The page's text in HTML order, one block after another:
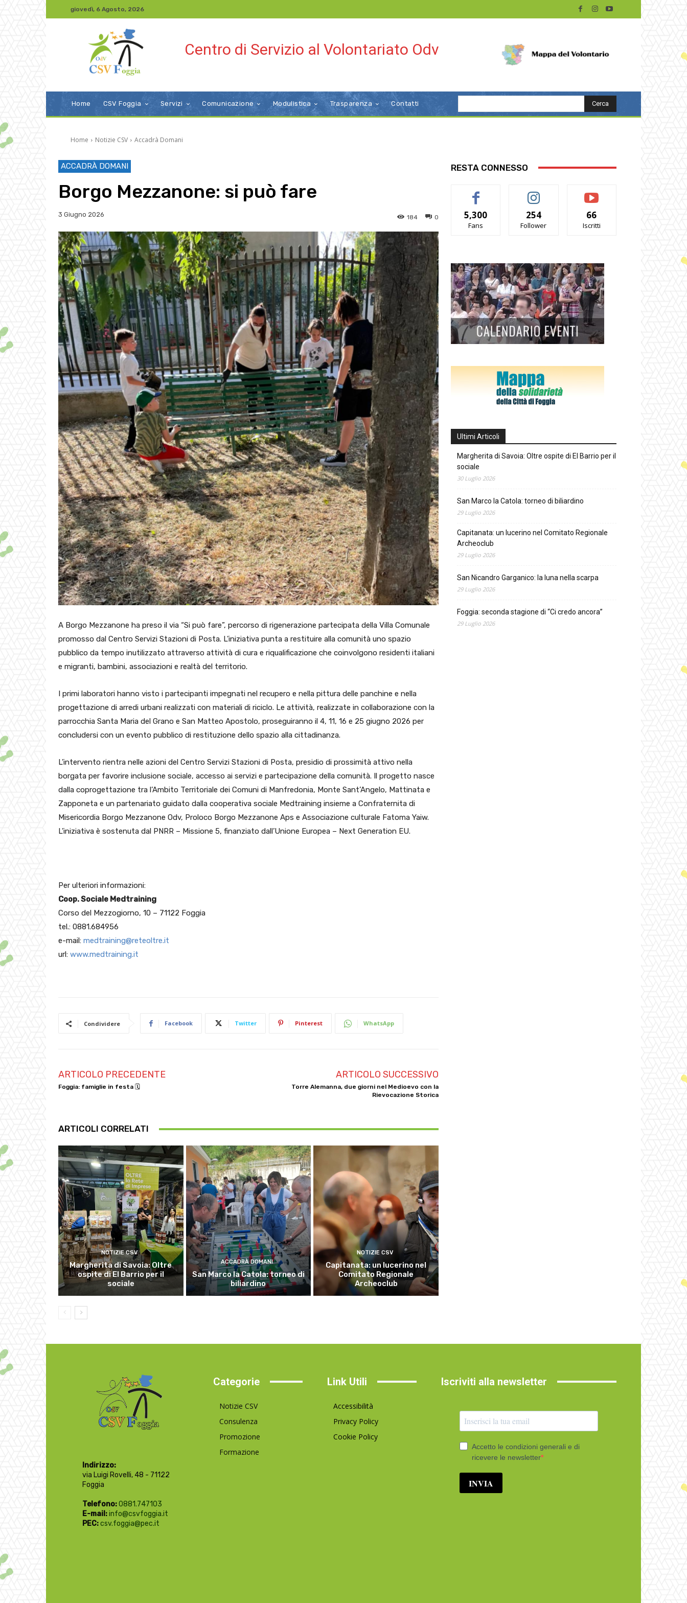
giovedì, 6 Agosto, 2026
Centro di Servizio al Volontariato Odv
Home CSV Foggia Servizi Comunicazione Modulistica Trasparenza Contatti Cerca
Home Notizie CSV Accadrà Domani
ACCADRÀ DOMANI
Borgo Mezzanone: si può fare
3 Giugno 2026 0
184
A Borgo Mezzanone ha preso il via “Si può fare”, percorso di rigenerazione partecipata della Villa Comunale
promosso dal Centro Servizi Stazioni di Posta. L’iniziativa punta a restituire alla comunità uno spazio
pubblico da tempo inutilizzato attraverso attività di cura e riqualificazione che coinvolgono residenti italiani
e migranti, bambini, associazioni e realtà del territorio.
I primi laboratori hanno visto i partecipanti impegnati nel recupero e nella pittura delle panchine e nella
progettazione di arredi urbani realizzati con materiali di riciclo. Le attività, realizzate in collaborazione con la
parrocchia Santa Maria del Grano e San Matteo Apostolo, proseguiranno il 4, 11, 16 e 25 giugno 2026 per
concludersi con un evento pubblico di restituzione dello spazio alla cittadinanza.
L’intervento rientra nelle azioni del Centro Servizi Stazioni di Posta, presidio di prossimità attivo nella
borgata per favorire inclusione sociale, accesso ai servizi e partecipazione della comunità. Il progetto nasce
dalla coprogettazione tra l’Ambito Territoriale dei Comuni di Manfredonia, Monte Sant’Angelo, Mattinata e
Zapponeta e un partenariato guidato dalla cooperativa sociale Medtraining insieme a Confraternita di
Misericordia Borgo Mezzanone Odv, Proloco Borgo Mezzanone Aps e Associazione culturale Fatoma Yaiw.
L’iniziativa è sostenuta dal PNRR – Missione 5, finanziato dall’Unione Europea – Next Generation EU.
Per ulteriori informazioni:
Coop. Sociale Medtraining
Corso del Mezzogiorno, 10 – 71122 Foggia
tel.: 0881.684956
e-mail: medtraining@reteoltre.it
url: www.medtraining.it
Condividere Facebook Twitter Pinterest WhatsApp
ARTICOLO PRECEDENTE
Foggia: famiglie in festa 🗓
ARTICOLO SUCCESSIVO
Torre Alemanna, due giorni nel Medioevo con la
Rievocazione Storica
ARTICOLI CORRELATI
NOTIZIE CSV
Margherita di Savoia: Oltre
ospite di El Barrio per il
sociale
ACCADRÀ DOMANI
San Marco la Catola: torneo di
biliardino
NOTIZIE CSV
Capitanata: un lucerino nel
Comitato Regionale
Archeoclub
RESTA CONNESSO
5,300
Fans
254
Follower
66
Iscritti
Ultimi Articoli
Margherita di Savoia: Oltre ospite di El Barrio per il
sociale
30 Luglio 2026
San Marco la Catola: torneo di biliardino
29 Luglio 2026
Capitanata: un lucerino nel Comitato Regionale
Archeoclub
29 Luglio 2026
San Nicandro Garganico: la luna nella scarpa
29 Luglio 2026
Foggia: seconda stagione di “Ci credo ancora”
29 Luglio 2026
Indirizzo:
via Luigi Rovelli, 48 - 71122
Foggia
Telefono:0881.747103
E-mail:info@csvfoggia.it
PEC:csv.foggia@pec.it
Categorie
Notizie CSV
Consulenza
Promozione
Formazione
Link Utili
Accessibilità
Privacy Policy
Cookie Policy
Iscriviti alla newsletter